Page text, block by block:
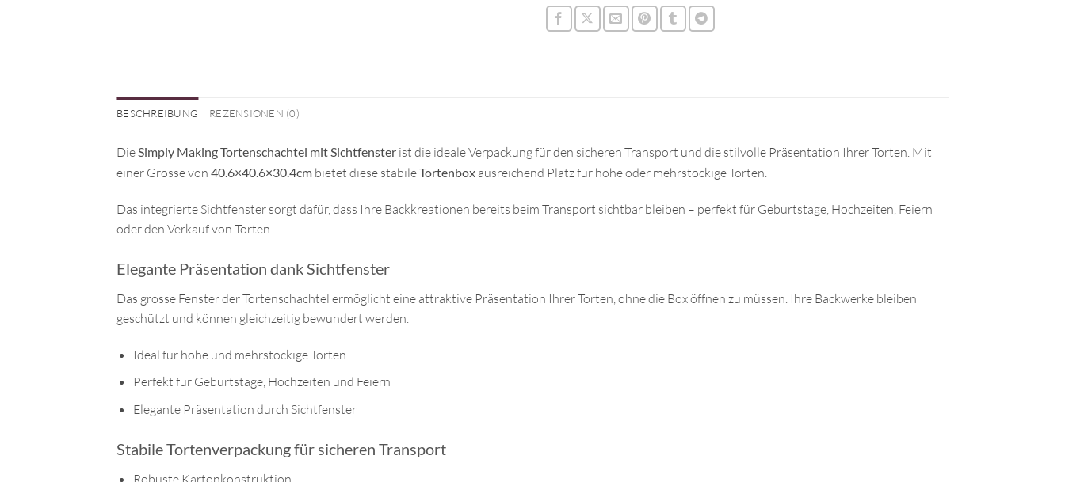
BESCHREIBUNG REZENSIONEN (0)
DieSimply Making Tortenschachtel mit Sichtfenster ist die ideale Verpackung für den sicheren Transport und die stilvolle Präsentation Ihrer Torten. Mit
einer Grösse von 40.6×40.6×30.4cm bietet diese stabileTortenbox ausreichend Platz für hohe oder mehrstöckige Torten.
Das integrierte Sichtfenster sorgt dafür, dass Ihre Backkreationen bereits beim Transport sichtbar bleiben – perfekt für Geburtstage, Hochzeiten, Feiern
oder den Verkauf von Torten.
Elegante Präsentation dank Sichtfenster
Das grosse Fenster der Tortenschachtel ermöglicht eine attraktive Präsentation Ihrer Torten, ohne die Box öffnen zu müssen. Ihre Backwerke bleiben
geschützt und können gleichzeitig bewundert werden.
Ideal für hohe und mehrstöckige Torten
Perfekt für Geburtstage, Hochzeiten und Feiern
Elegante Präsentation durch Sichtfenster
Stabile Tortenverpackung für sicheren Transport
Robuste Kartonkonstruktion